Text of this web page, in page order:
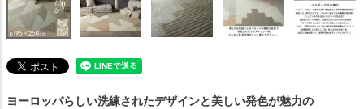
ヨーロッパらしい洗練されたデザインと美しい発色が魅力の